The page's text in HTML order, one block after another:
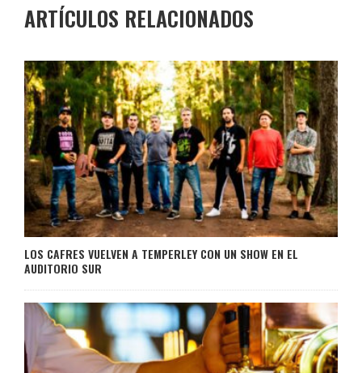
ARTÍCULOS RELACIONADOS
LOS CAFRES VUELVEN A TEMPERLEY CON UN SHOW EN EL
AUDITORIO SUR